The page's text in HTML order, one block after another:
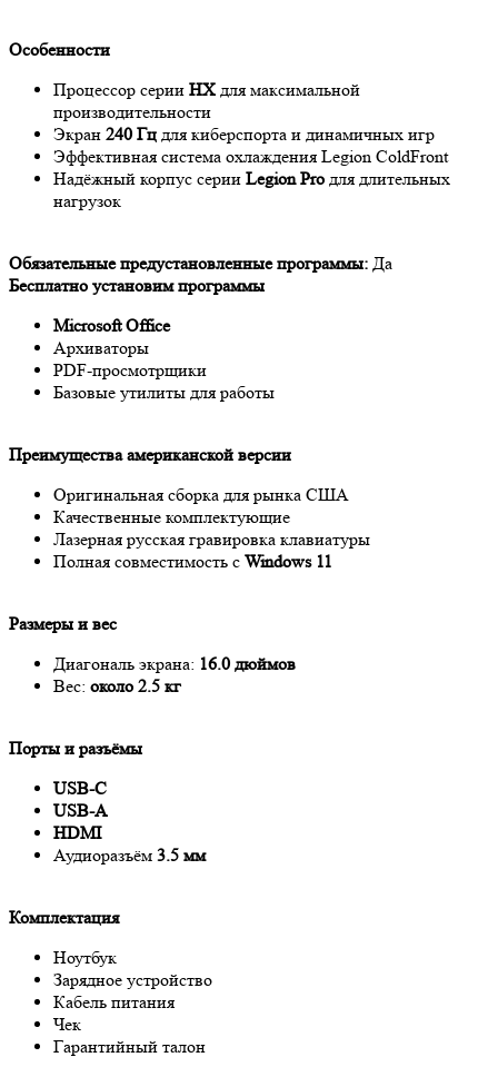
Особенности
Процессор серии HX для максимальной
производительности
Экран 240 Гц для киберспорта и динамичных игр
Эффективная система охлаждения Legion ColdFront
Надёжный корпус серии Legion Pro для длительных
нагрузок
Обязательные предустановленные программы: Да
Бесплатно установим программы
Microsoft Office
Архиваторы
PDF-просмотрщики
Базовые утилиты для работы
Преимущества американской версии
Оригинальная сборка для рынка США
Качественные комплектующие
Лазерная русская гравировка клавиатуры
Полная совместимость с Windows 11
Размеры и вес
Диагональ экрана: 16.0 дюймов
Вес: около 2.5 кг
Порты и разъёмы
USB-C
USB-A
HDMI
Аудиоразъём 3.5 мм
Комплектация
Ноутбук
Зарядное устройство
Кабель питания
Чек
Гарантийный талон